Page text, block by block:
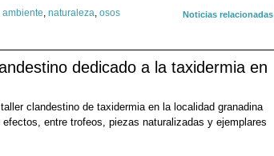
Noticias relacionadas
, naturaleza, osos
dedicado a la taxidermia en
clandestino de taxidermia en la localidad granadina
entre trofeos, piezas naturalizadas y ejemplares